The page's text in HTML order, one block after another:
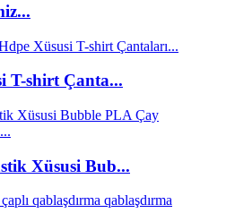
T-shirt Çanta...
Xüsusi Bub...